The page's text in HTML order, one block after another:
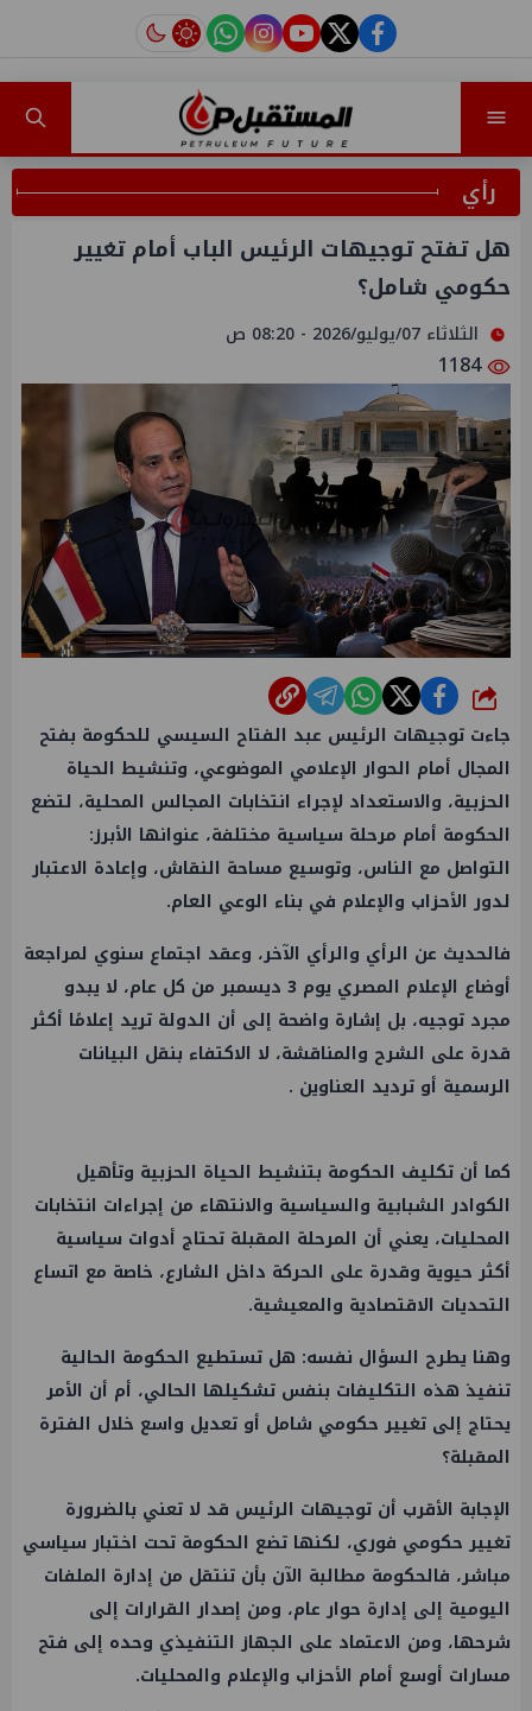
facebook
twitter
youtube
instagram
tiktok
رأي
هل تفتح توجيهات الرئيس الباب أمام تغيير
حكومي شامل؟
الثلاثاء 07/يوليو/2026 - 08:20 ص
1184
شارك
جاءت توجيهات الرئيس عبد الفتاح السيسي للحكومة بفتح
المجال أمام الحوار الإعلامي الموضوعي، وتنشيط الحياة
الحزبية، والاستعداد لإجراء انتخابات المجالس المحلية، لتضع
الحكومة أمام مرحلة سياسية مختلفة، عنوانها الأبرز:
التواصل مع الناس، وتوسيع مساحة النقاش، وإعادة الاعتبار
لدور الأحزاب والإعلام في بناء الوعي العام.
فالحديث عن الرأي والرأي الآخر، وعقد اجتماع سنوي لمراجعة
أوضاع الإعلام المصري يوم 3 ديسمبر من كل عام، لا يبدو
مجرد توجيه، بل إشارة واضحة إلى أن الدولة تريد إعلامًا أكثر
قدرة على الشرح والمناقشة، لا الاكتفاء بنقل البيانات
الرسمية أو ترديد العناوين .
كما أن تكليف الحكومة بتنشيط الحياة الحزبية وتأهيل
الكوادر الشبابية والسياسية والانتهاء من إجراءات انتخابات
المحليات، يعني أن المرحلة المقبلة تحتاج أدوات سياسية
أكثر حيوية وقدرة على الحركة داخل الشارع، خاصة مع اتساع
التحديات الاقتصادية والمعيشية.
وهنا يطرح السؤال نفسه: هل تستطيع الحكومة الحالية
تنفيذ هذه التكليفات بنفس تشكيلها الحالي، أم أن الأمر
يحتاج إلى تغيير حكومي شامل أو تعديل واسع خلال الفترة
المقبلة؟
الإجابة الأقرب أن توجيهات الرئيس قد لا تعني بالضرورة
تغيير حكومي فوري، لكنها تضع الحكومة تحت اختبار سياسي
مباشر، فالحكومة مطالبة الآن بأن تنتقل من إدارة الملفات
اليومية إلى إدارة حوار عام، ومن إصدار القرارات إلى
شرحها، ومن الاعتماد على الجهاز التنفيذي وحده إلى فتح
مسارات أوسع أمام الأحزاب والإعلام والمحليات.